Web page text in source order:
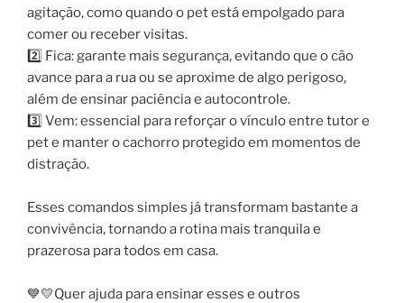
agitação, como quando o pet está empolgado para
comer ou receber visitas.
2️⃣ Fica: garante mais segurança, evitando que o cão
avance para a rua ou se aproxime de algo perigoso,
além de ensinar paciência e autocontrole.
3️⃣ Vem: essencial para reforçar o vínculo entre tutor e
pet e manter o cachorro protegido em momentos de
distração.
Esses comandos simples já transformam bastante a
convivência, tornando a rotina mais tranquila e
prazerosa para todos em casa.
💙💛Quer ajuda para ensinar esses e outros